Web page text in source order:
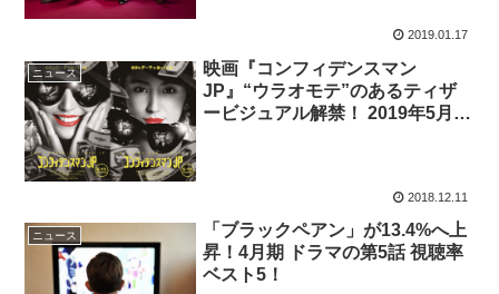
2019.01.17
ニュース
映画『コンフィデンスマン
JP』“ウラオモテ”のあるティザ
ービジュアル解禁！ 2019年5月17
2018.12.11
ニュース
「ブラックペアン」が13.4%へ上
昇！4月期 ドラマの第5話 視聴率
ベスト5！